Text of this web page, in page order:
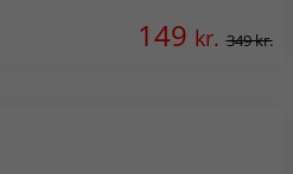
149 kr. 349 kr.